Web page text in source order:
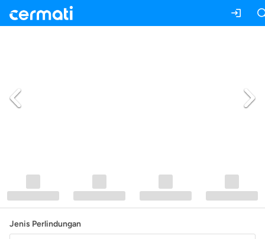
Jenis Perlindungan